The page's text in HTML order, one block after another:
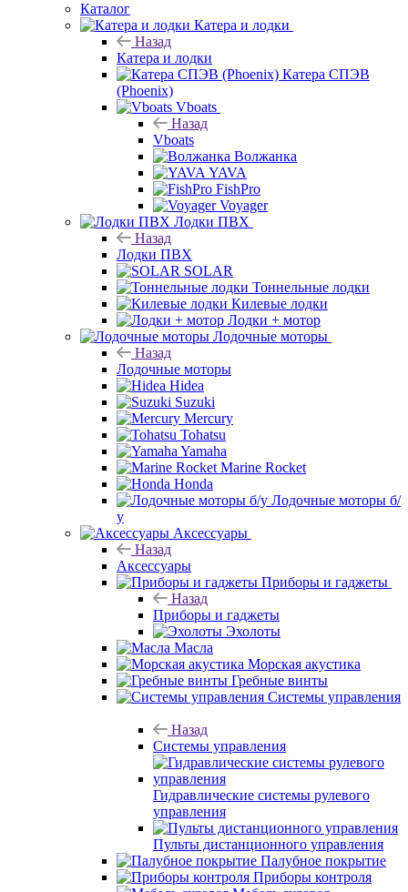
Каталог
Катера и лодки
Назад
Катера и лодки
Катера СПЭВ
(Phoenix)
Vboats
Назад
Vboats
Волжанка
YAVA
FishPro
Voyager
Лодки ПВХ
Назад
Лодки ПВХ
SOLAR
Тоннельные лодки
Килевые лодки
Лодки + мотор
Лодочные моторы
Назад
Лодочные моторы
Hidea
Suzuki
Mercury
Tohatsu
Yamaha
Marine Rocket
Honda
Лодочные моторы б/
у
Аксессуары
Назад
Аксессуары
Приборы и гаджеты
Назад
Приборы и гаджеты
Эхолоты
Масла
Морская акустика
Гребные винты
Системы управления
Назад
Системы управления
Гидравлические системы рулевого
управления
Пульты дистанционного управления
Палубное покрытие
Приборы контроля